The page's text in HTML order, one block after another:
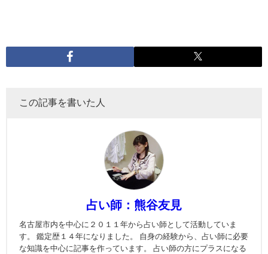
この記事を書いた人
占い師：熊谷友見
名古屋市内を中心に２０１１年から占い師として活動していま
す。 鑑定歴１４年になりました。 自身の経験から、占い師に必要
な知識を中心に記事を作っています。 占い師の方にプラスになる